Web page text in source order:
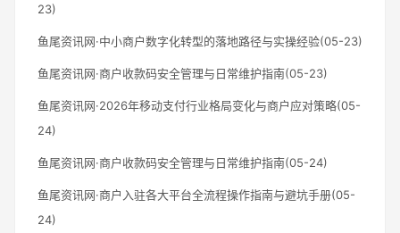
23)
鱼尾资讯网·中小商户数字化转型的落地路径与实操经验(05-23)
鱼尾资讯网·商户收款码安全管理与日常维护指南(05-23)
鱼尾资讯网·2026年移动支付行业格局变化与商户应对策略(05-
24)
鱼尾资讯网·商户收款码安全管理与日常维护指南(05-24)
鱼尾资讯网·商户入驻各大平台全流程操作指南与避坑手册(05-
24)